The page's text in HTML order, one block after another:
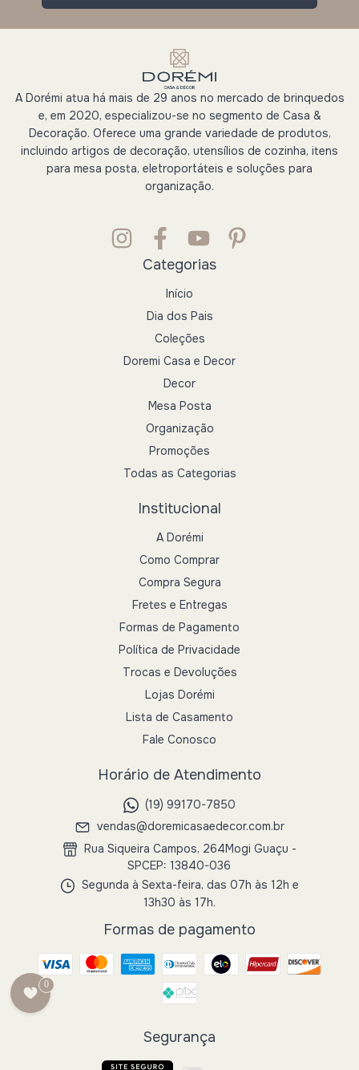
A Dorémi atua há mais de 29 anos no mercado de brinquedos
e, em 2020, especializou-se no segmento de Casa &
Decoração. Oferece uma grande variedade de produtos,
incluindo artigos de decoração, utensílios de cozinha, itens
para mesa posta, eletroportáteis e soluções para
organização.
Categorias
Início
Dia dos Pais
Coleções
Doremi Casa e Decor
Decor
Mesa Posta
Organização
Promoções
Todas as Categorias
Institucional
A Dorémi
Como Comprar
Compra Segura
Fretes e Entregas
Formas de Pagamento
Política de Privacidade
Trocas e Devoluções
Lojas Dorémi
Lista de Casamento
Fale Conosco
Horário de Atendimento
(19) 99170-7850
vendas@doremicasaedecor.com.br
Rua Siqueira Campos, 264Mogi Guaçu -
SPCEP: 13840-036
Segunda à Sexta-feira, das 07h às 12h e
13h30 às 17h.
Formas de pagamento
Segurança
0